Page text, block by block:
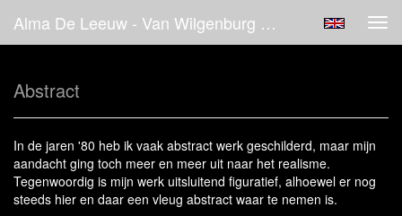
Alma De Leeuw - Van Wilgenburg - Abstract
Abstract
In de jaren '80 heb ik vaak abstract werk geschilderd, maar mijn
aandacht ging toch meer en meer uit naar het realisme.
Tegenwoordig is mijn werk uitsluitend figuratief, alhoewel er nog
steeds hier en daar een vleug abstract waar te nemen is.